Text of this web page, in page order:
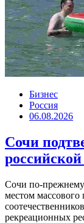
Бизнес
Россия
06.08.2026
Сочи
Сочи по-прежнему
местом массового
рекреационных